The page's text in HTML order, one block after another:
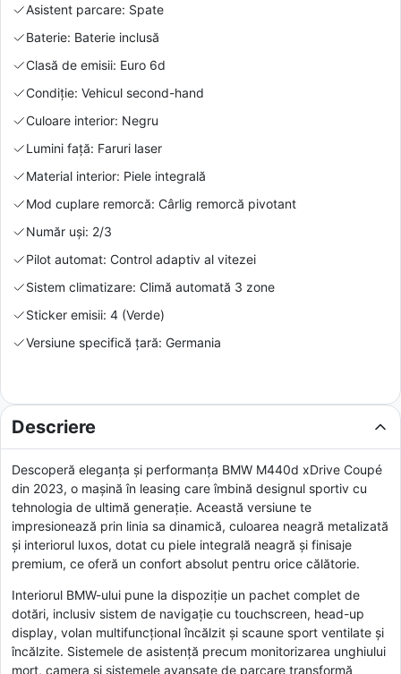
Asistent parcare: Spate
Baterie: Baterie inclusă
Clasă de emisii: Euro 6d
Condiție: Vehicul second-hand
Culoare interior: Negru
Lumini față: Faruri laser
Material interior: Piele integrală
Mod cuplare remorcă: Cârlig remorcă pivotant
Număr uși: 2/3
Pilot automat: Control adaptiv al vitezei
Sistem climatizare: Climă automată 3 zone
Sticker emisii: 4 (Verde)
Versiune specifică țară: Germania
Descriere
Descoperă eleganța și performanța BMW M440d xDrive Coupé
din 2023, o mașină în leasing care îmbină designul sportiv cu
tehnologia de ultimă generație. Această versiune te
impresionează prin linia sa dinamică, culoarea neagră metalizată
și interiorul luxos, dotat cu piele integrală neagră și finisaje
premium, ce oferă un confort absolut pentru orice călătorie.
Interiorul BMW-ului pune la dispoziție un pachet complet de
dotări, inclusiv sistem de navigație cu touchscreen, head-up
display, volan multifuncțional încălzit și scaune sport ventilate și
încălzite. Sistemele de asistență precum monitorizarea unghiului
mort, camera și sistemele avansate de parcare transformă